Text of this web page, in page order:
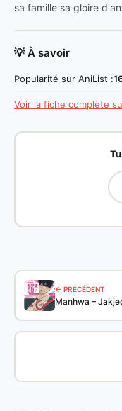
sa famille sa gloire
💡 À savoir
Popularité sur AniList :
Voir la fiche complète
← PRÉCÉDENT
Manhwa –